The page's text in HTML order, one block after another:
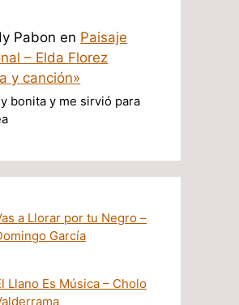
Pabon en Paisaje
– Elda Florez
y canción»
bonita y me sirvió para
a Llorar por tu Negro –
García
Llano Es Música – Cholo